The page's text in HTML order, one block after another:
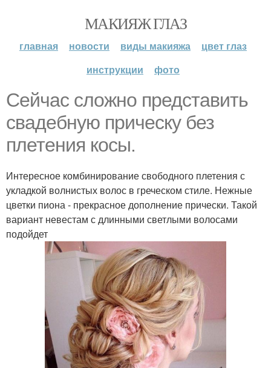
МАКИЯЖ ГЛАЗ
главная новости виды макияжа
цвет глаз
инструкции
фото
Сейчас сложно представить
свадебную прическу без
плетения косы.
Интересное комбинирование свободного плетения с
укладкой волнистых волос в греческом стиле. Нежные
цветки пиона - прекрасное дополнение прически. Такой
вариант невестам с длинными светлыми волосами
подойдет